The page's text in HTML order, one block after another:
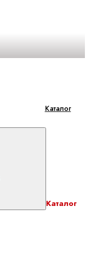
Каталог
Каталог